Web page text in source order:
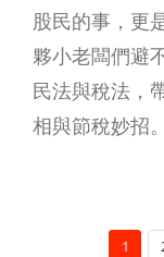
股民的事，更
夥小老闆們避
民法與稅法，
相與節稅妙招
1